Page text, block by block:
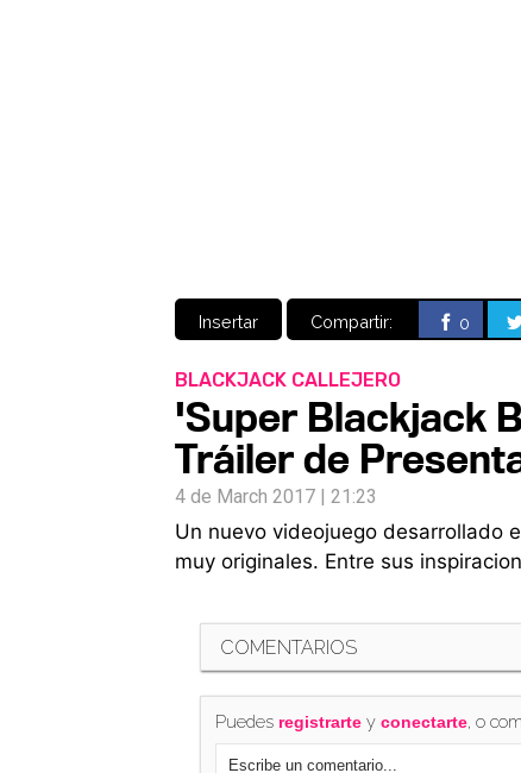
Insertar Compartir: 0
BLACKJACK CALLEJERO
'Super Blackjack
Tráiler de
4 de March 2017 | 21:23
Un nuevo videojuego desarrollado
muy originales. Entre sus
COMENTARIOS
Puedes registrartey conectarte, o